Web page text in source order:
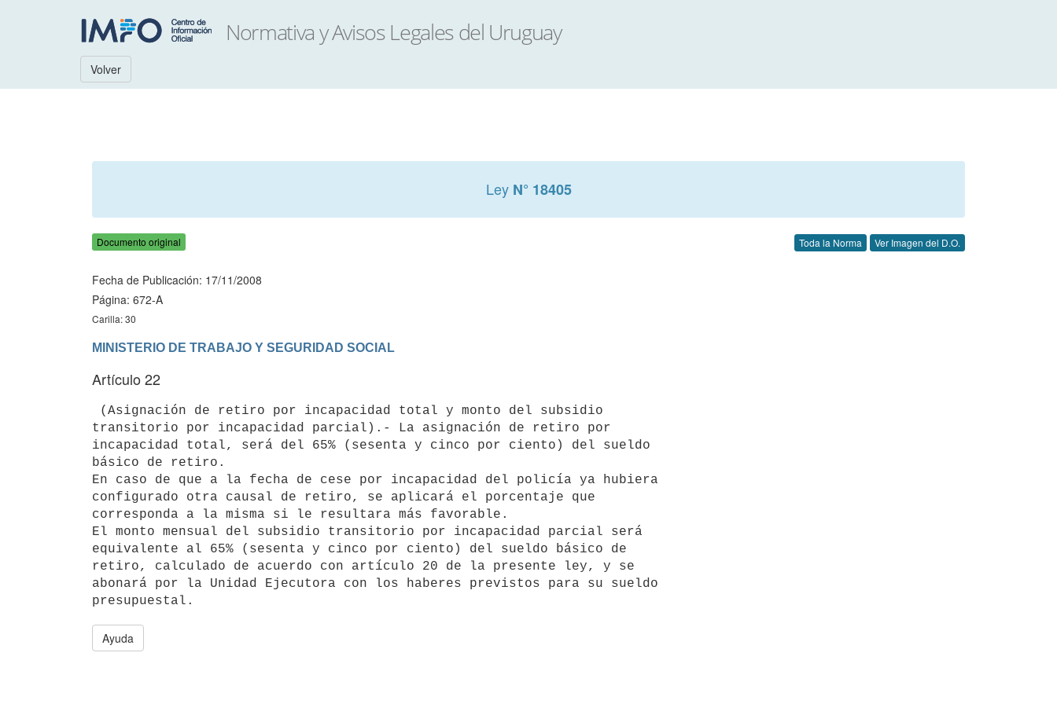
Volver
Ley N° 18405
Documento original Toda la Norma Ver Imagen del D.O.
Fecha de Publicación: 17/11/2008
Página: 672-A
Carilla: 30
Artículo 22
transitorio por incapacidad parcial).- La asignación de retiro por
incapacidad total, será del 65% (sesenta y cinco por ciento) del sueldo
básico de retiro.
En caso de que a la fecha de cese por incapacidad del policía ya hubiera
configurado otra causal de retiro, se aplicará el porcentaje que
corresponda a la misma si le resultara más favorable.
El monto mensual del subsidio transitorio por incapacidad parcial será
equivalente al 65% (sesenta y cinco por ciento) del sueldo básico de
retiro, calculado de acuerdo con artículo 20 de la presente ley, y se
abonará por la Unidad Ejecutora con los haberes previstos para su sueldo
Ayuda